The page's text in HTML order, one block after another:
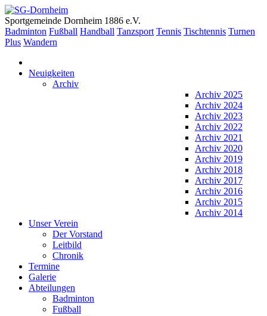
Sportgemeinde Dornheim 1886 e.V.
Badminton Fußball Handball Tanzsport Tennis Tischtennis Turnen
Plus Wandern
Neuigkeiten
Archiv
Archiv 2025
Archiv 2024
Archiv 2023
Archiv 2022
Archiv 2021
Archiv 2020
Archiv 2019
Archiv 2018
Archiv 2017
Archiv 2016
Archiv 2015
Archiv 2014
Unser Verein
Der Vorstand
Leitbild
Chronik
Termine
Galerie
Abteilungen
Badminton
Fußball